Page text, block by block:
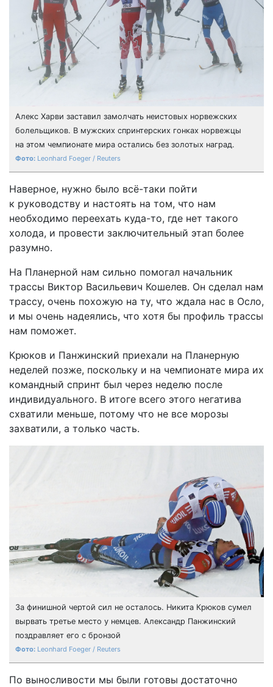
Алекс Харви заставил замолчать неистовых норвежских
болельщиков. В мужских спринтерских гонках норвежцы
на этом чемпионате мира остались без золотых наград.
Leonhard Foeger / Reuters
Наверное, нужно было всё-таки пойти
к руководству и настоять на том, что нам
необходимо переехать куда-то, где нет такого
холода, и провести заключительный этап более
разумно.
На Планерной нам сильно помогал начальник
трассы Виктор Васильевич Кошелев. Он сделал нам
трассу, очень похожую на ту, что ждала нас в Осло,
и мы очень надеялись, что хотя бы профиль трассы
нам поможет.
Крюков и Панжинский приехали на Планерную
неделей позже, поскольку и на чемпионате мира их
командный спринт был через неделю после
индивидуального. В итоге всего этого негатива
схватили меньше, потому что не все морозы
захватили, а только часть.
За финишной чертой сил не осталось. Никита Крюков сумел
вырвать третье место у немцев. Александр Панжинский
поздравляет его с бронзой
Leonhard Foeger / Reuters
По выносливости мы были готовы достаточно